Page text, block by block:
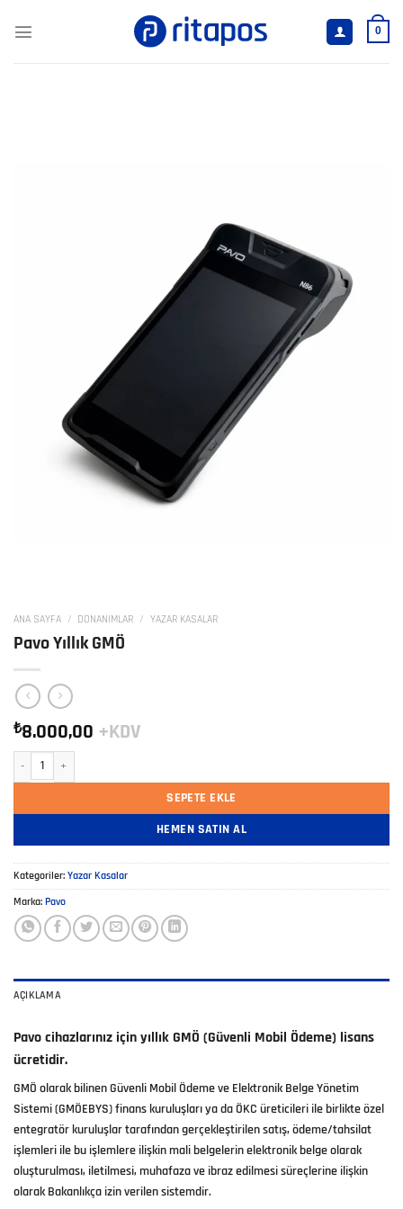
atla
0
ANA SAYFA / DONANIMLAR / YAZAR KASALAR
Pavo Yıllık GMÖ
₺8.000,00 +KDV
Pavo Yıllık GMÖ adet
SEPETE EKLE
HEMEN SATIN AL
Kategoriler: Yazar Kasalar
Marka: Pavo
AÇIKLAMA
Pavo cihazlarınız için yıllık GMÖ (Güvenli Mobil Ödeme) lisans
ücretidir.
GMÖ olarak bilinen Güvenli Mobil Ödeme ve Elektronik Belge Yönetim
Sistemi (GMÖEBYS) finans kuruluşları ya da ÖKC üreticileri ile birlikte özel
entegratör kuruluşlar tarafından gerçekleştirilen satış, ödeme/tahsilat
işlemleri ile bu işlemlere ilişkin mali belgelerin elektronik belge olarak
oluşturulması, iletilmesi, muhafaza ve ibraz edilmesi süreçlerine ilişkin
olarak Bakanlıkça izin verilen sistemdir.